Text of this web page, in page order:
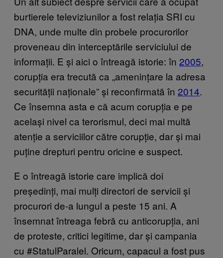
burtierele televiziunilor a fost relația SRI cu
DNA, unde multe din probele procurorilor
proveneau din interceptările serviciului de
informații. E și aici o întreagă istorie: în 2005,
corupția era trecută ca „amenințare la adresa
securității naționale” și reconfirmată în 2014.
Ce însemna asta e că acum corupția e pe
același nivel ca terorismul, deci mai multă
atenție a serviciilor către corupție, dar și mai
puține drepturi pentru oricine e suspect.
E o întreagă istorie care implică doi
președinți, mai mulți directori de servicii și
procurori de-a lungul a peste 15 ani. A
însemnat întreaga febră cu anticorupția, ani
de proteste, critici legitime, dar și campania
cu #StatulParalel. Oricum, capacul a fost pus